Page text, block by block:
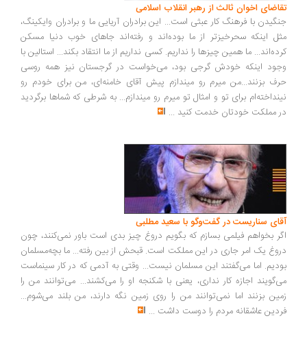
تقاضای اخوان ثالث از رهبر انقلاب اسلامی
جنگیدن با فرهنگ کار عبثی است... این برادران آریایی ما و برادران وایکینگ،
مثل اینکه سحرخیزتر از ما بوده‌اند و رفته‌اند جاهای خوب دنیا مسکن
کرده‌اند... ما همین چیزها را نداریم. کسی نداریم از ما انتقاد بکند... استالین با
وجود اینکه خودش گرجی بود، می‌خواست در گرجستان نیز همه روسی
حرف بزنند...من میرم رو میندازم پیش آقای خامنه‌ای، من برای خودم رو
نینداخته‌ام برای تو و امثال تو میرم رو میندازم... به شرطی که شماها برگردید
در مملکت خودتان خدمت کنید ...
آقای سناریست در گفت‌وگو با سعید مطلبی
اگر بخواهم فیلمی بسازم که بگویم دروغ چیز بدی است باور نمی‌کنند، چون
دروغ یک امر جاری در این مملکت است. قبحش از بین رفته... ما بچه‌مسلمان
بودیم. اما می‌گفتند این مسلمان نیست... وقتی به آدمی که در کار سینماست
می‌گویند اجازه کار نداری، یعنی با شکنجه او را می‌کشند... می‌توانند من را
زمین بزنند اما نمی‌توانند من را روی زمین نگه دارند، من بلند می‌شوم...
فردین عاشقانه مردم را دوست داشت ...